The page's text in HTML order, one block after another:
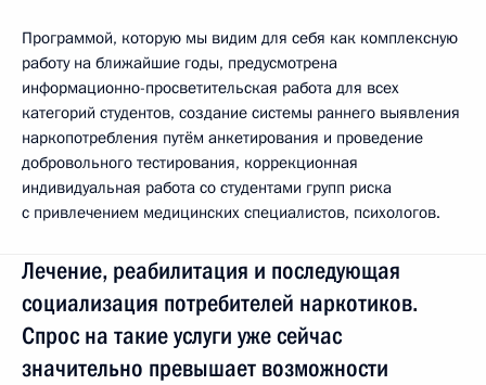
Программой, которую мы видим для себя как комплексную
работу на ближайшие годы, предусмотрена
информационно-просветительская работа для всех
категорий студентов, создание системы раннего выявления
наркопотребления путём анкетирования и проведение
добровольного тестирования, коррекционная
индивидуальная работа со студентами групп риска
с привлечением медицинских специалистов, психологов.
Лечение, реабилитация и последующая
социализация потребителей наркотиков.
Спрос на такие услуги уже сейчас
значительно превышает возможности